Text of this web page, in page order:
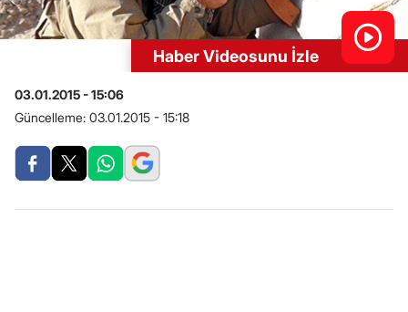
Haber Videosunu İzle
03.01.2015 - 15:06
Güncelleme: 03.01.2015 - 15:18